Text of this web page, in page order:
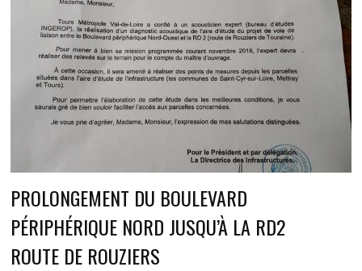
PROLONGEMENT DU BOULEVARD
PÉRIPHÉRIQUE NORD JUSQU’À LA RD2
ROUTE DE ROUZIERS